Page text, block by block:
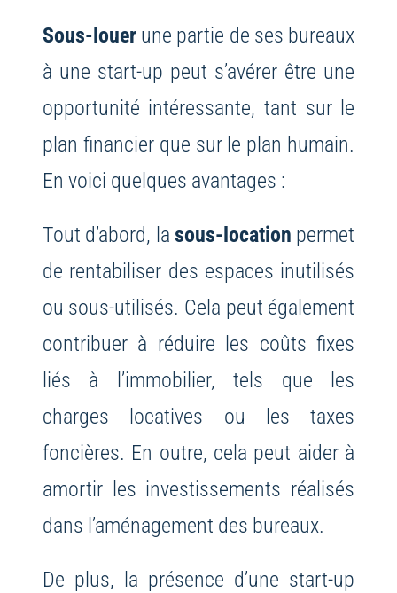
Sous-louerune partie de ses bureaux
à une start-up peut s’avérer être une
opportunité intéressante, tant sur le
plan financier que sur le plan humain.
En voici quelques avantages :
Tout d’abord, la sous-location permet
de rentabiliser des espaces inutilisés
ou sous-utilisés. Cela peut également
contribuer à réduire les coûts fixes
liés à l’immobilier, tels que les
charges locatives ou les taxes
foncières. En outre, cela peut aider à
amortir les investissements réalisés
dans l’aménagement des bureaux.
De plus, la présence d’une start-up